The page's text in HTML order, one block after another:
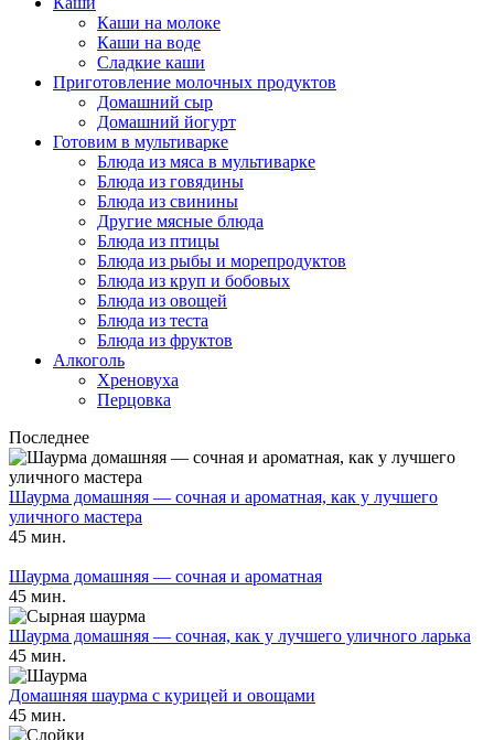
Каши на молоке
Каши на воде
Сладкие каши
Приготовление молочных продуктов
Домашний сыр
Домашний йогурт
Готовим в мультиварке
Блюда из мяса в мультиварке
Блюда из говядины
Блюда из свинины
Другие мясные блюда
Блюда из птицы
Блюда из рыбы и морепродуктов
Блюда из круп и бобовых
Блюда из овощей
Блюда из теста
Блюда из фруктов
Алкоголь
Хреновуха
Перцовка
Последнее
Шаурма домашняя — сочная и ароматная, как у лучшего
уличного мастера
45 мин.
Шаурма домашняя — сочная и ароматная
45 мин.
Шаурма домашняя — сочная, как у лучшего уличного ларька
45 мин.
Домашняя шаурма с курицей и овощами
45 мин.